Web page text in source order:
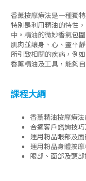
香薰按摩療法是一種獨
特別是利用精油的特性
中。精油的微妙香氣包
肌肉並讓身、心、靈平
所引致相關的疾病，例
香薰精油及工具，能夠
課程大綱
香薰精油按摩療
合適客戶諮詢技
運用粉晶眼部及
運用粉晶身體按
眼部、面部及頭